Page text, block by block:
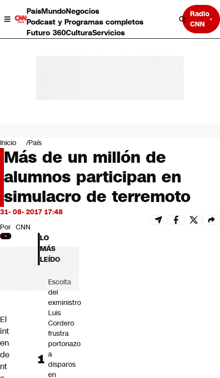
PaísMundoNegocios
Podcast y Programas completos
Futuro 360CulturaServicios
Radio
CNN
Negocios
Deportes
Programas completos
Cultura
Servicios
Bits
CNN tiempo
Futuro 360
Opinión
Inicio País
Más de un millón de
alumnos participan en
simulacro de terremoto
31- 08- 2017 17:48
Por CNN
El
int
en
de
nt
LO
MÁS
LEÍDO
Escolta
del
exministro
Luis
Cordero
frustra
portonazo
a
disparos
en